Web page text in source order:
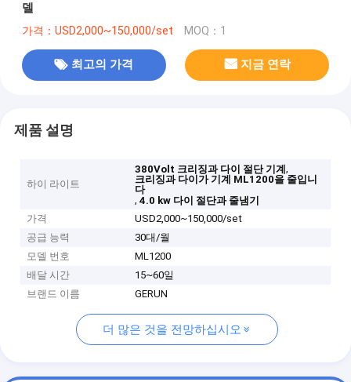
델
가격：USD2,000~150,000/set MOQ：1
최고의 가격 지금 연락
제품 설명
하이 라이트
380Volt 크리징과 다이 절단 기계,
크리징과 다이가 기계 ML1200을 줄입니
다
,4.0 kw 다이 절단과 줄냄기
가격
USD2,000~150,000/set
공급 능력
30대/월
모델 번호
ML1200
배달 시간
15~60일
브랜드 이름
GERUN
더 많은 것을 전망하십시오